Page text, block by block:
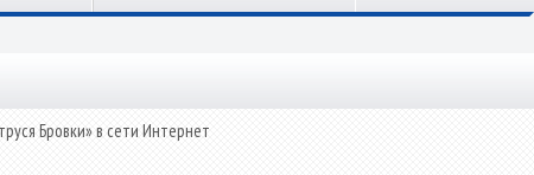
Бровки» в сети Интернет